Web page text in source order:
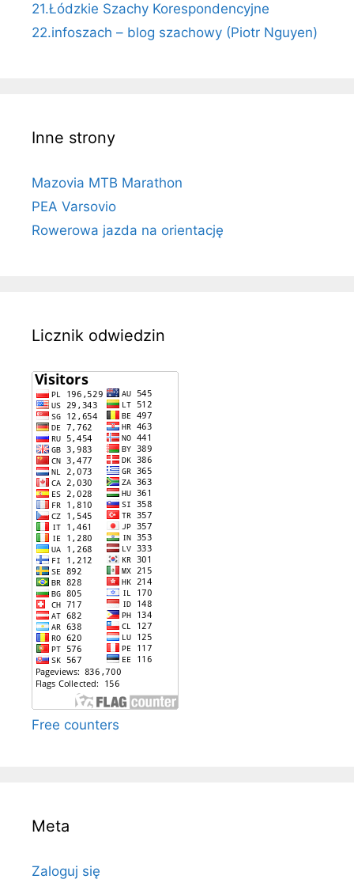
21.Łódzkie Szachy Korespondencyjne
22.infoszach – blog szachowy (Piotr Nguyen)
Inne strony
Mazovia MTB Marathon
PEA Varsovio
Rowerowa jazda na orientację
Licznik odwiedzin
Free counters
Meta
Zaloguj się